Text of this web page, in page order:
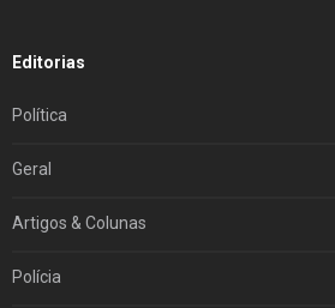
Editorias
Política
Geral
Artigos & Colunas
Polícia